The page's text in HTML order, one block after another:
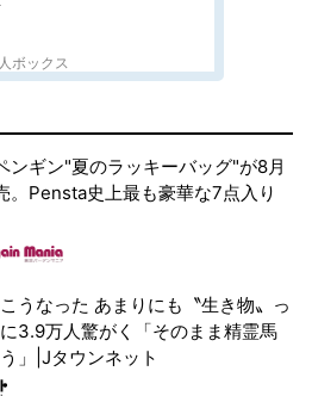
ボックス
ンギン"夏のラッキーバッグ"が8月
。Pensta史上最も豪華な7点入り
うなった あまりにも〝生き物〟っ
3.9万人驚がく「そのまま精霊馬
」|Jタウンネット